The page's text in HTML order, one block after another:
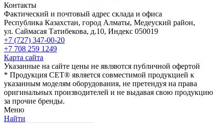
Контакты
Фактический и почтовый адрес склада и офиса
Республика Казахстан, город Алматы, Медеуский район,
ул. Саймасая Татибекова, д.10, Индекс 050019
+7 (727) 347-00-20
+7 708 259 1249
Карта сайта
Указанные на сайте цены не являются публичной офертой
* Продукция СЕТ® является совместимой продукцией к
указанным моделям оборудования, не претендуя на права
оригинальных производителей и не выдавая свою продукцию
за прочие бренды.
Меню
Найти